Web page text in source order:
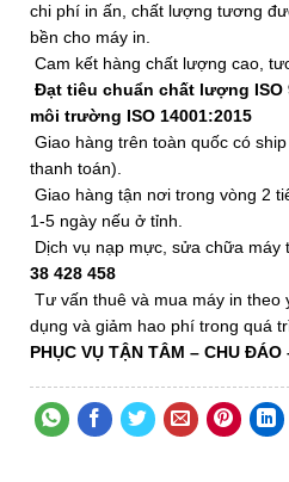
chi phí in ấn, chất lượng tương
bền cho máy in.
Cam kết hàng chất lượng cao,
Đạt tiêu chuẩn chất lượng ISO
môi trường ISO 14001:2015
Giao hàng trên toàn quốc có
thanh toán).
Giao hàng tận nơi trong vòng 2
1-5 ngày nếu ở tỉnh.
Dịch vụ nạp mực, sửa chữa máy
38 428 458
Tư vấn thuê và mua máy in
dụng và giảm hao phí trong quá
PHỤC VỤ TẬN TÂM – CHU ĐÁO